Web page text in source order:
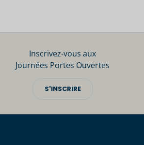
Inscrivez-vous aux
Journées Portes Ouvertes
S'INSCRIRE